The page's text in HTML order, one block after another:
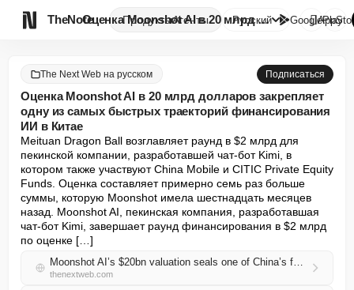
TheNote ПродуктыАгенты Оценка Moonshot AI в 20 млрд д...
Русский GooglePlay

The Next Web на русском Подписаться
Оценка Moonshot AI в 20 млрд долларов закрепляет
одну из самых быстрых траекторий финансирования
ИИ в Китае
Meituan Dragon Ball возглавляет раунд в $2 млрд для
пекинской компании, разработавшей чат-бот Kimi, в
котором также участвуют China Mobile и CITIC Private Equity
Funds. Оценка составляет примерно семь раз больше
суммы, которую Moonshot имела шестнадцать месяцев
назад. Moonshot AI, пекинская компания, разработавшая
чат-бот Kimi, завершает раунд финансирования в $2 млрд
по оценке […]
Moonshot AI’s $20bn valuation seals one of China’s fastest AI funding trajectories
thenextweb.com